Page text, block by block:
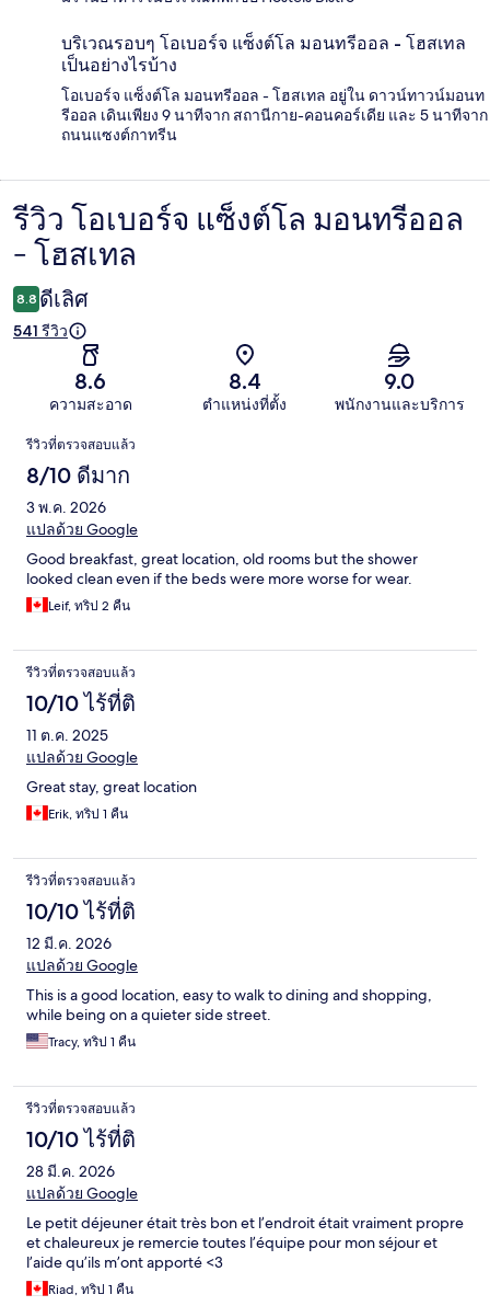
บริเวณรอบๆ โอเบอร์จ แซ็งต์โล มอนทรีออล - โฮสเทล
เป็นอย่างไรบ้าง
โอเบอร์จ แซ็งต์โล มอนทรีออล - โฮสเทล อยู่ใน ดาวน์ทาวน์มอนท
รีออล เดินเพียง 9 นาทีจาก สถานีกาย-คอนคอร์เดีย และ 5 นาทีจาก
ถนนแซงต์กาทรีน
รีวิว
รีวิว โอเบอร์จ แซ็งต์โล มอนทรีออล
- โฮสเทล
8.8 ดีเลิศ
541 รีวิว
8.6
ความสะอาด
8.4
ตำแหน่งที่ตั้ง
9.0
พนักงานและบริการ
รีวิว
รีวิวที่ตรวจสอบแล้ว
8/10 ดีมาก
3 พ.ค. 2026
แปลด้วย Google
Good breakfast, great location, old rooms but the shower
looked clean even if the beds were more worse for wear.
Leif, ทริป 2 คืน
รีวิวที่ตรวจสอบแล้ว
10/10 ไร้ที่ติ
11 ต.ค. 2025
แปลด้วย Google
Great stay, great location
Erik, ทริป 1 คืน
รีวิวที่ตรวจสอบแล้ว
10/10 ไร้ที่ติ
12 มี.ค. 2026
แปลด้วย Google
This is a good location, easy to walk to dining and shopping,
while being on a quieter side street.
Tracy, ทริป 1 คืน
รีวิวที่ตรวจสอบแล้ว
10/10 ไร้ที่ติ
28 มี.ค. 2026
แปลด้วย Google
Le petit déjeuner était très bon et l’endroit était vraiment propre
et chaleureux je remercie toutes l’équipe pour mon séjour et
l’aide qu’ils m’ont apporté <3
Riad, ทริป 1 คืน